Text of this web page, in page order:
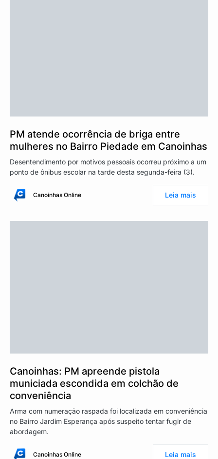
PM atende ocorrência de briga entre
mulheres no Bairro Piedade em Canoinhas
Desentendimento por motivos pessoais ocorreu próximo a um
ponto de ônibus escolar na tarde desta segunda-feira (3).
Canoinhas Online Leia mais
Canoinhas: PM apreende pistola
municiada escondida em colchão de
conveniência
Arma com numeração raspada foi localizada em conveniência
no Bairro Jardim Esperança após suspeito tentar fugir de
abordagem.
Canoinhas Online Leia mais